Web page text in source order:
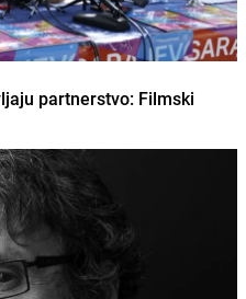
partnerstvo: Filmski